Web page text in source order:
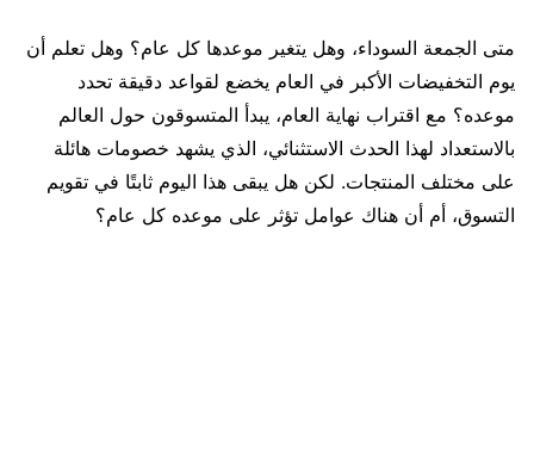
متى الجمعة السوداء، وهل يتغير موعدها كل عام؟ وهل تعلم أن
يوم التخفيضات الأكبر في العام يخضع لقواعد دقيقة تحدد
موعده؟ مع اقتراب نهاية العام، يبدأ المتسوقون حول العالم
بالاستعداد لهذا الحدث الاستثنائي، الذي يشهد خصومات هائلة
على مختلف المنتجات. لكن هل يبقى هذا اليوم ثابتًا في تقويم
التسوق، أم أن هناك عوامل تؤثر على موعده كل عام؟